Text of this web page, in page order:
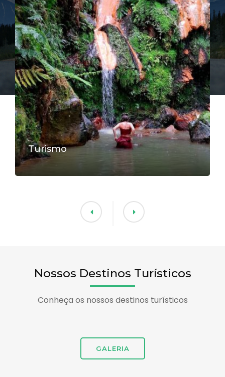
Turismo
Nossos Destinos Turísticos
Conheça os nossos destinos turísticos
GALERIA